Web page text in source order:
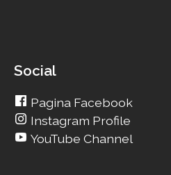
Social
Pagina Facebook
Instagram Profile
YouTube Channel